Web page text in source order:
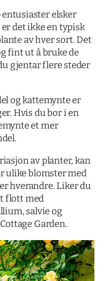
elsker
det ikke en typisk
av hver sort. Det
fint ut å bruke de
gjentar flere steder
og kattemynte er
Hvis du bor i en
et mer
av planter, kan
ulike blomster med
hverandre. Liker du
flott med
salvie og
Garden.